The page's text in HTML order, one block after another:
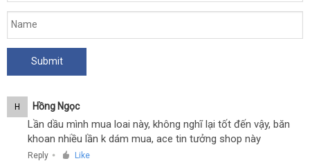
H Hồng Ngọc
Lần dầu mình mua loai này, không nghĩ lại tốt đến vậy, băn
khoan nhiều lần k dám mua, ace tin tưởng shop này
Reply ● Like